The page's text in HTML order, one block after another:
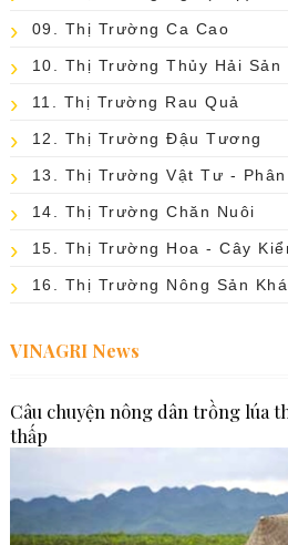
09. Thị Trường Ca Cao
10. Thị Trường Thủy Hải Sản
11. Thị Trường Rau Quả
12. Thị Trường Đậu Tương
13. Thị Trường Vật Tư - Phân
14. Thị Trường Chăn Nuôi
15. Thị Trường Hoa - Cây
16. Thị Trường Nông Sản
VINAGRI News
Câu chuyện nông dân trồng lúa
thấp